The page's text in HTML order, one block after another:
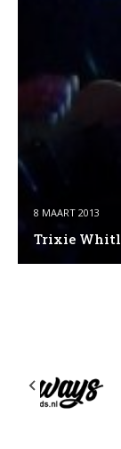
8 MAART 2013
Trixie